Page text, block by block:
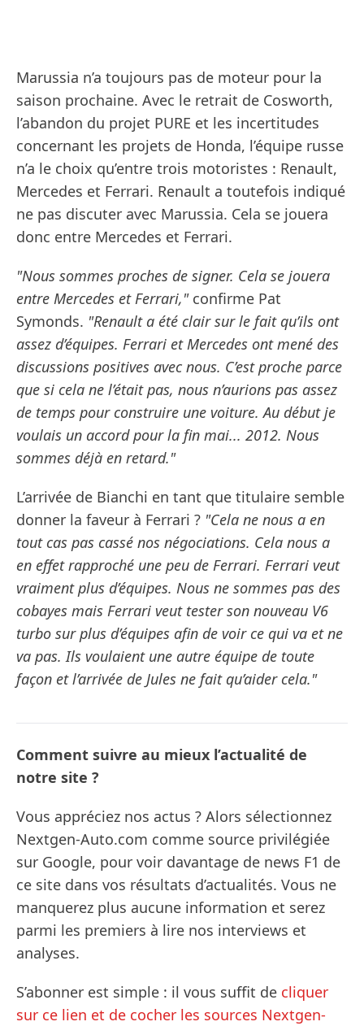
Marussia n’a toujours pas de moteur pour la
saison prochaine. Avec le retrait de Cosworth,
l’abandon du projet PURE et les incertitudes
concernant les projets de Honda, l’équipe russe
n’a le choix qu’entre trois motoristes : Renault,
Mercedes et Ferrari. Renault a toutefois indiqué
ne pas discuter avec Marussia. Cela se jouera
donc entre Mercedes et Ferrari.
"Nous sommes proches de signer. Cela se jouera
entre Mercedes et Ferrari,"confirme Pat
Symonds. "Renault a été clair sur le fait qu’ils ont
assez d’équipes. Ferrari et Mercedes ont mené des
discussions positives avec nous. C’est proche parce
que si cela ne l’était pas, nous n’aurions pas assez
de temps pour construire une voiture. Au début je
voulais un accord pour la fin mai... 2012. Nous
sommes déjà en retard."
L’arrivée de Bianchi en tant que titulaire semble
donner la faveur à Ferrari ? "Cela ne nous a en
tout cas pas cassé nos négociations. Cela nous a
en effet rapproché une peu de Ferrari. Ferrari veut
vraiment plus d’équipes. Nous ne sommes pas des
cobayes mais Ferrari veut tester son nouveau V6
turbo sur plus d’équipes afin de voir ce qui va et ne
va pas. Ils voulaient une autre équipe de toute
façon et l’arrivée de Jules ne fait qu’aider cela."
Comment suivre au mieux l’actualité de
notre site ?
Vous appréciez nos actus ? Alors sélectionnez
Nextgen-Auto.com comme source privilégiée
sur Google, pour voir davantage de news F1 de
ce site dans vos résultats d’actualités. Vous ne
manquerez plus aucune information et serez
parmi les premiers à lire nos interviews et
analyses.
S’abonner est simple : il vous suffit de cliquer
sur ce lien et de cocher les sources Nextgen-